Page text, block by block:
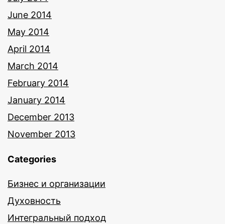
June 2014
May 2014
April 2014
March 2014
February 2014
January 2014
December 2013
November 2013
Categories
Бизнес и организации
Духовность
Интегральный подход